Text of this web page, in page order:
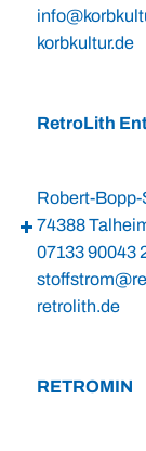
korbkultur.de
RetroLith
Robert-
74388
07133 90043
retrolith.de
RETROMIN